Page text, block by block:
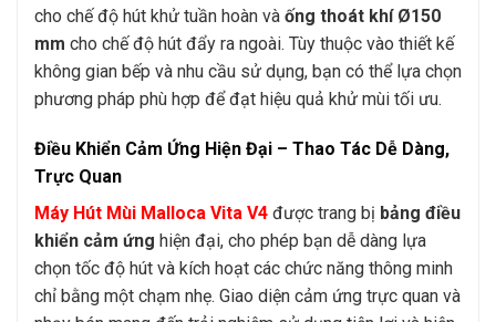
cho chế độ hút khử tuần hoàn và ống thoát khí Ø150
mm cho chế độ hút đẩy ra ngoài. Tùy thuộc vào thiết kế
không gian bếp và nhu cầu sử dụng, bạn có thể lựa chọn
phương pháp phù hợp để đạt hiệu quả khử mùi tối ưu.
Điều Khiển Cảm Ứng Hiện Đại – Thao Tác Dễ Dàng,
Trực Quan
Máy Hút Mùi Malloca Vita V4 được trang bị bảng điều
khiển cảm ứng hiện đại, cho phép bạn dễ dàng lựa
chọn tốc độ hút và kích hoạt các chức năng thông minh
chỉ bằng một chạm nhẹ. Giao diện cảm ứng trực quan và